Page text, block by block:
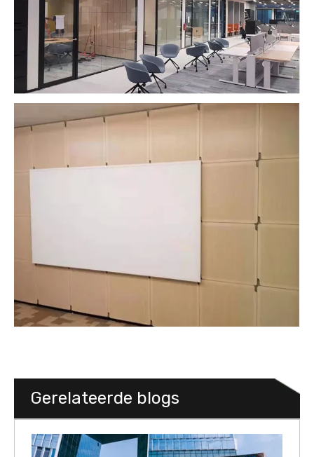
Gerelateerde blogs